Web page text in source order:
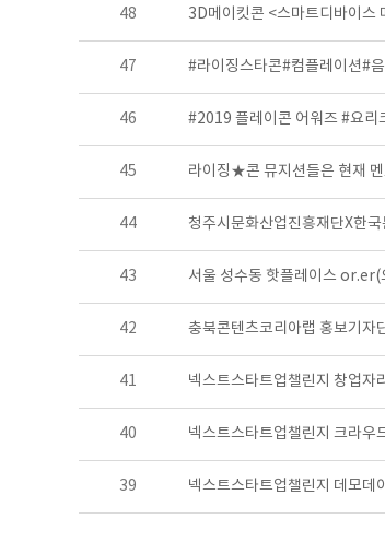
48 3D메이킷콘 <스마트디바이스
47 #라이징스타콘#컴플레이션#
46 #2019 플레이콘 어워즈 #요리
45 라이징★콘 뮤지션들은 현재
44 청주시문화산업진흥재단X한
43 서울 성수동 핫플레이스
42 충북콘텐츠코리아랩 홍보기자
41 넥스트스타트업챌린지 창업자
40 넥스트스타트업챌린지 크라우
39 넥스트스타트업챌린지 데모데